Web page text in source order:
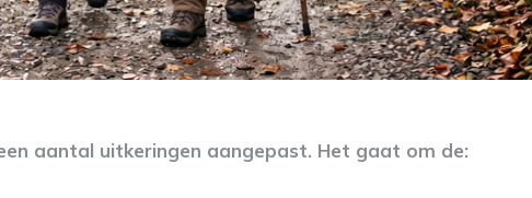
aantal uitkeringen aangepast. Het gaat om de: